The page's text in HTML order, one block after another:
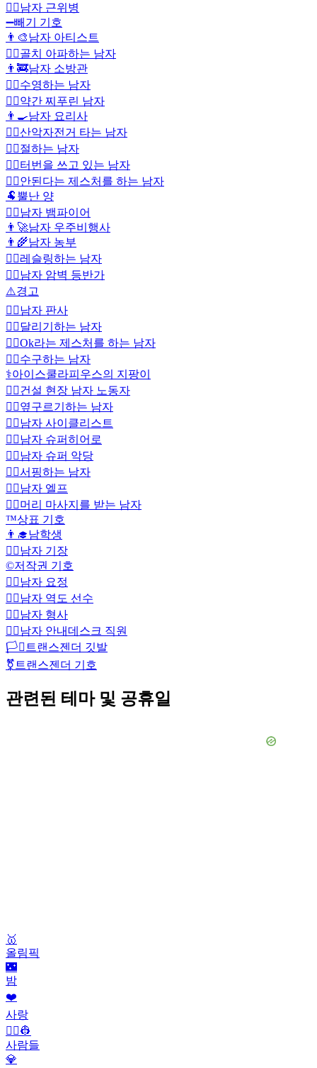
💂‍♂️남자 근위병
➖빼기 기호
👨‍🎨남자 아티스트
🤦‍♂️골치 아파하는 남자
👨‍🚒남자 소방관
🏊‍♂️수영하는 남자
🙍‍♂️약간 찌푸린 남자
👨‍🍳남자 요리사
🚵‍♂️산악자전거 타는 남자
🙇‍♂️절하는 남자
👳‍♂️터번을 쓰고 있는 남자
🙅‍♂️안된다는 제스처를 하는 남자
🐏 뿔난 양
🧛‍♂️남자 뱀파이어
👨‍🚀남자 우주비행사
👨‍🌾남자 농부
🤼‍♂️레슬링하는 남자
🧗‍♂️남자 암벽 등반가
⚠️경고
👨‍⚖️남자 판사
🏃‍♂️달리기하는 남자
🙆‍♂️Ok라는 제스처를 하는 남자
🤽‍♂️수구하는 남자
⚕️아이스쿨라피우스의 지팡이
👷‍♂️건설 현장 남자 노동자
🤸‍♂️옆구르기하는 남자
🚴‍♂️남자 사이클리스트
🦸‍♂️남자 슈퍼히어로
🦹‍♂️남자 슈퍼 악당
🏄‍♂️서핑하는 남자
🧝‍♂️남자 엘프
💆‍♂️머리 마사지를 받는 남자
™️상표 기호
👨‍🎓남학생
👨‍✈️남자 기장
©️저작권 기호
🧚‍♂️남자 요정
🏋️‍♂️남자 역도 선수
🕵️‍♂️남자 형사
💁‍♂️남자 안내데스크 직원
🏳️‍⚧️ 트랜스젠더 깃발
⚧️ 트랜스젠더 기호
관련된 테마 및 공휴일
🥇
올림픽
🌃
밤
❤️
사랑
👨‍✈️👷
사람들
💎